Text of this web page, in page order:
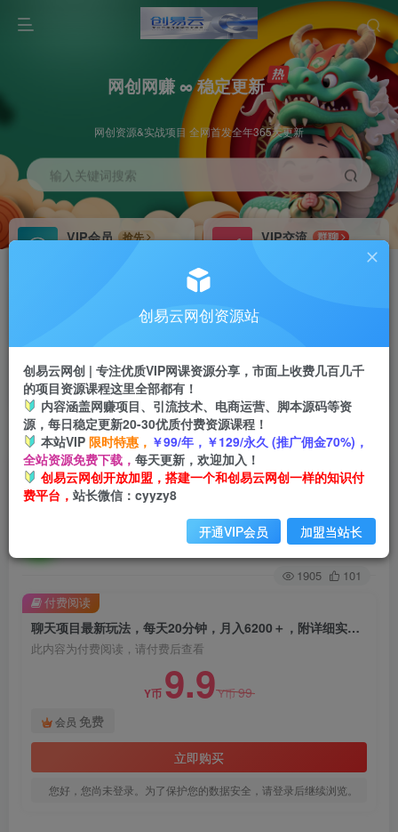
网创网赚 ∞ 稳定更新
网创资源&实战项目 全网首发全年365天更新
输入关键词搜索
VIP会员
抢先
VIP交流
群聊
研究探讨更多创业项目路子。
会员专属推广链接
挂机 项目
脚本卡密
APP下载
GO
首页 创业课程 会员免费 正文
聊天项目最新玩法，每天20分钟，月入6200＋，
附详细实操流程解析（六节课）【揭秘】
关注
1905 101
聊天项目最新玩法，每天20分钟，月入6200＋，附详细实操流程解析（六节课）【揭秘】
此内容为付费阅读，请付费后查看
Y币 9.9Y币99
会员 免费
立即购买
您好，您尚未登录。为了保护您的数据安全，请登录后继续浏览。
付费阅读
创易云网创资源站
创易云网创 | 专注优质VIP网课资源分享，市面上收费几百几千
的项目资源课程这里全部都有！
内容涵盖网赚项目、引流技术、电商运营、脚本源码等资
源，每日稳定更新20-30优质付费资源课程！
本站VIP 限时特惠， ￥99/年，￥129/永久 (推广佣金70%)，
全站资源免费下载， 每天更新，欢迎加入！
创易云网创开放加盟，搭建一个和创易云网创一样的知识付
费平台， 站长微信：cyyzy8
开通VIP会员 加盟当站长